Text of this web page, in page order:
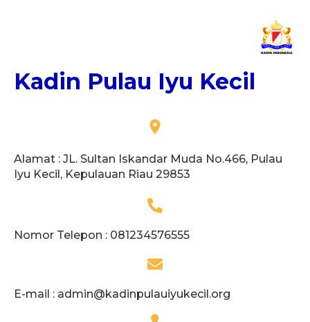
Kadin Pulau Iyu Kecil
Alamat : JL. Sultan Iskandar Muda No.466, Pulau
Iyu Kecil, Kepulauan Riau 29853
Nomor Telepon : 081234576555
E-mail : admin@kadinpulauiyukecil.org